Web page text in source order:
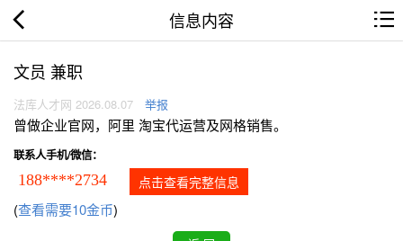
信息内容
文员 兼职
法库人才网 2026.08.07 举报
曾做企业官网，阿里 淘宝代运营及网格销售。
联系人手机/微信：
188****2734 点击查看完整信息
(查看需要10金币)